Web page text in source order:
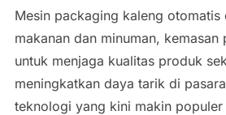
Mesin packaging kaleng otomatis
makanan dan minuman, kemasan
untuk menjaga kualitas produk
meningkatkan daya tarik di
teknologi yang kini makin